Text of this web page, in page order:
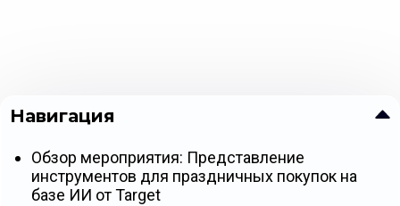
Навигация
Обзор мероприятия: Представление
инструментов для праздничных покупок на
базе ИИ от Target